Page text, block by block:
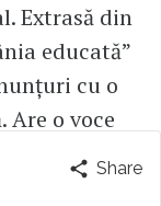
Extrasă din
educată”
cu o
o voce
specifică
cu
Share